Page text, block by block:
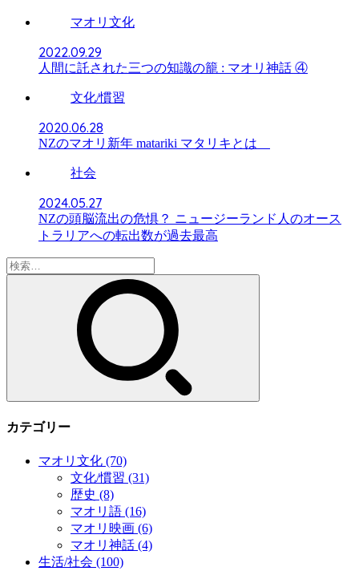
マオリ文化
2022.09.29
人間に託された三つの知識の籠 : マオリ神話 ④
文化/慣習
2020.06.28
NZのマオリ新年 matariki マタリキとは
社会
2024.05.27
NZの頭脳流出の危惧？ ニュージーランド人のオース
トラリアへの転出数が過去最高
検
索:
カテゴリー
マオリ文化 (70)
文化/慣習 (31)
歴史 (8)
マオリ語 (16)
マオリ映画 (6)
マオリ神話 (4)
生活/社会 (100)